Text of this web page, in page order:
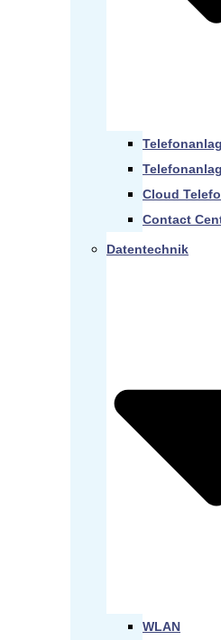
Cloud
Contact
Datentechnik
WLAN